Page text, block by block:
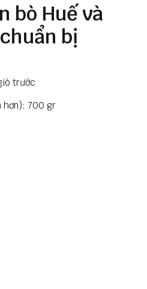
bò Huế và
bị
trước
hơn): 700 gr